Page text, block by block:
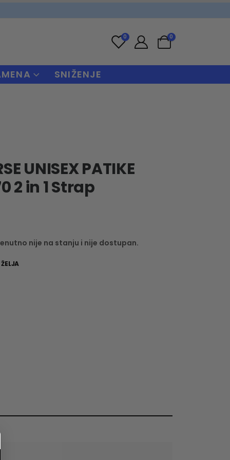
0 0
SNIŽENJE
UNISEX PATIKE
2 in 1 Strap
nije na stanju i nije dostupan.